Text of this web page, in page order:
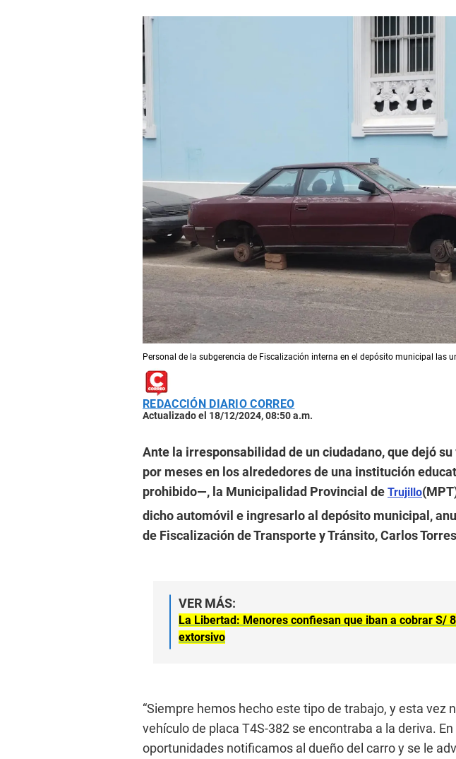
Personal de la subgerencia de Fiscalización interna en el depósito municipal las
REDACCIÓN DIARIO CORREO
Actualizado el 18/12/2024, 08:50 a.m.
Ante la irresponsabilidad de un ciudadano, que dejó
por meses en los alrededores de una institución
prohibido—, la Municipalidad Provincial de Trujillo
dicho automóvil e ingresarlo al depósito municipal,
de Fiscalización de Transporte y Tránsito, Carlos
VER MÁS:
La Libertad: Menores confiesan que iban a cobrar S/
extorsivo
“Siempre hemos hecho este tipo de trabajo, y esta vez
vehículo de placa T4S-382 se encontraba a la deriva.
oportunidades notificamos al dueño del carro y se le